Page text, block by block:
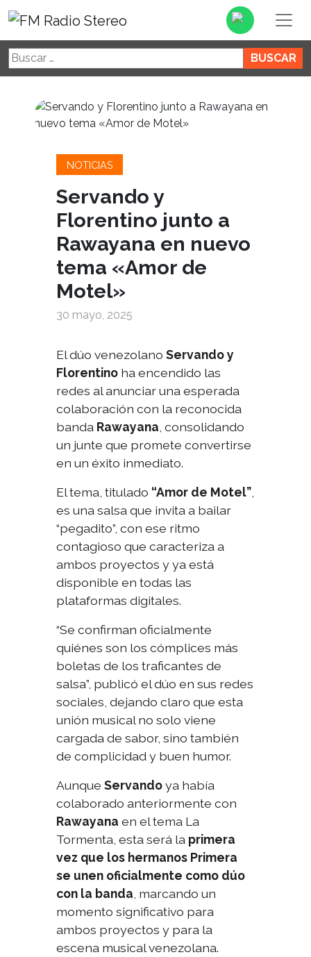
Buscar:
NOTICIAS
Servando y
Florentino junto a
Rawayana en nuevo
tema «Amor de
Motel»
30 mayo, 2025
El dúo venezolanoServando y
Florentino ha encendido las
redes al anunciar una esperada
colaboración con la reconocida
banda Rawayana, consolidando
un junte que promete convertirse
en un éxito inmediato.
El tema, titulado “Amor de Motel”,
es una salsa que invita a bailar
“pegadito”, con ese ritmo
contagioso que caracteriza a
ambos proyectos y ya está
disponible en todas las
plataformas digitales.
“Se confirman oficialmente
quiénes son los cómplices más
boletas de los traficantes de
salsa”, publicó el dúo en sus redes
sociales, dejando claro que esta
unión musical no solo viene
cargada de sabor, sino también
de complicidad y buen humor.
AunqueServandoya había
colaborado anteriormente con
Rawayana en el tema La
Tormenta, esta será la primera
vez que los hermanos Primera
se unen oficialmente como dúo
con la banda, marcando un
momento significativo para
ambos proyectos y para la
escena musical venezolana.